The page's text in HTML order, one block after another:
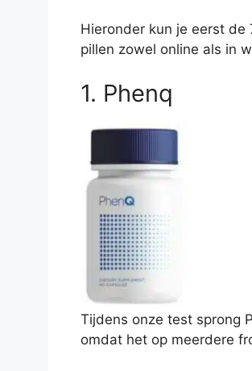
Hieronder kun je eerst
pillen zowel online als in
1. Phenq
Tijdens onze test sprong
omdat het op meerdere